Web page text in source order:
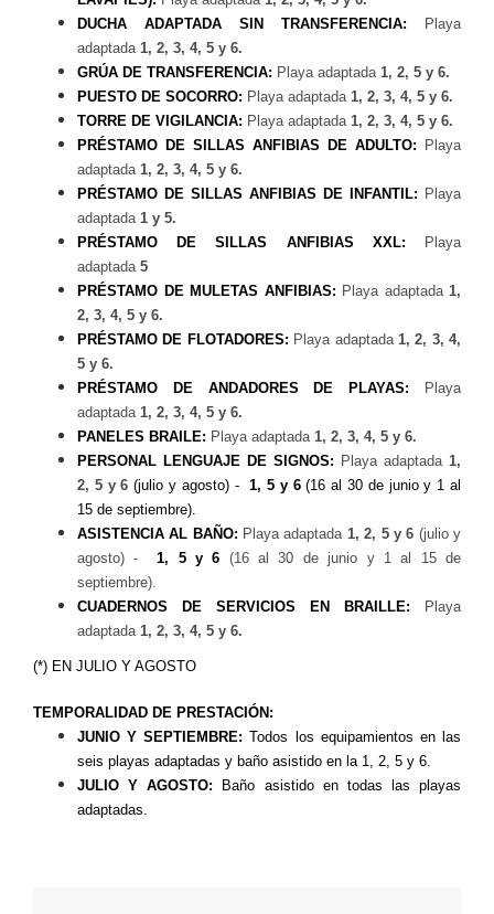
DUCHA ADAPTADA SIN TRANSFERENCIA:
Playa
adaptada1, 2, 3, 4, 5 y 6.
GRÚA DE TRANSFERENCIA: Playa adaptada1, 2, 5 y 6.
PUESTO DE SOCORRO: Playa adaptada1, 2, 3, 4, 5 y 6.
TORRE DE VIGILANCIA: Playa adaptada1, 2, 3, 4, 5 y 6.
PRÉSTAMO DE SILLAS ANFIBIAS DE ADULTO:
Playa
adaptada1, 2, 3, 4, 5 y 6.
PRÉSTAMO DE SILLAS ANFIBIAS DE INFANTIL: Playa
adaptada1 y 5.
PRÉSTAMO DE SILLAS ANFIBIAS XXL:
Playa
adaptada5
PRÉSTAMO DE MULETAS ANFIBIAS: Playa adaptada1,
2, 3, 4, 5 y 6.
PRÉSTAMO DE FLOTADORES: Playa adaptada1, 2, 3, 4,
5 y 6.
PRÉSTAMO DE ANDADORES DE PLAYAS:
Playa
adaptada1, 2, 3, 4, 5 y 6.
PANELES BRAILE: Playa adaptada1, 2, 3, 4, 5 y 6.
PERSONAL LENGUAJE DE SIGNOS: Playa adaptada1,
2, 5 y 6(julio y agosto) - 1, 5 y 6(16 al 30 de junio y 1 al
15 de septiembre).
ASISTENCIA AL BAÑO: Playa adaptada1, 2, 5 y 6 (julio y
agosto) -
1, 5 y 6 (16 al 30 de junio y 1 al 15 de
septiembre).
CUADERNOS DE SERVICIOS EN BRAILLE:
Playa
adaptada1, 2, 3, 4, 5 y 6.
(*) EN JULIO Y AGOSTO
TEMPORALIDAD DE PRESTACIÓN:
JUNIO Y SEPTIEMBRE: Todos los equipamientos en las
seis playas adaptadas y baño asistido en la 1, 2, 5 y 6.
JULIO Y AGOSTO:
Baño asistido en todas las playas
adaptadas.